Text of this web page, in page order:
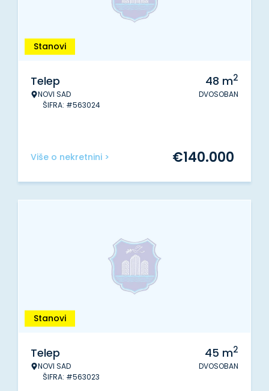
Stanovi
Telep
NOVI SAD
ŠIFRA: #563024
48 m2
DVOSOBAN
Više o nekretnini > €140.000
Stanovi
Telep
NOVI SAD
ŠIFRA: #563023
45 m2
DVOSOBAN